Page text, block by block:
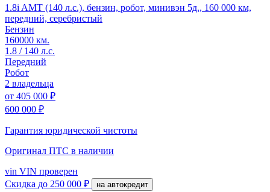
1.8i AMT (140 л.с.), бензин, робот, минивэн 5д., 160 000 км,
передний, серебристый
Бензин
160000 км.
1.8 / 140 л.с.
Передний
Робот
2 владельца
от 405 000 ₽
600 000 ₽
Гарантия юридической чистоты
Оригинал ПТС в наличии
vin VIN проверен
Скидка до 250 000 ₽ на автокредит